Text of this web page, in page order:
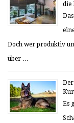
die
Doch wer produktiv
über …
Es